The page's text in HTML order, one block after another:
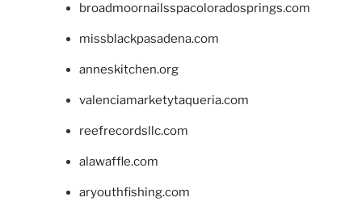
broadmoornailsspacoloradosprings.com
missblackpasadena.com
anneskitchen.org
valenciamarketytaqueria.com
reefrecordsllc.com
alawaffle.com
aryouthfishing.com